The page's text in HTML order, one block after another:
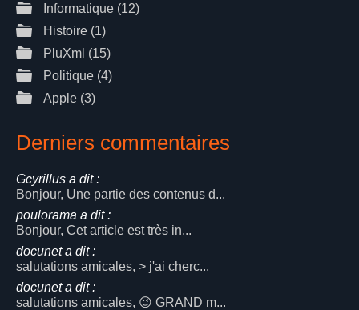
Informatique (12)
Histoire (1)
PluXml (15)
Politique (4)
Apple (3)
Derniers commentaires
Gcyrillus a dit :
Bonjour, Une partie des contenus d...
poulorama a dit :
Bonjour, Cet article est très in...
docunet a dit :
salutations amicales, > j'ai cherc...
docunet a dit :
salutations amicales, 😉 GRAND m...